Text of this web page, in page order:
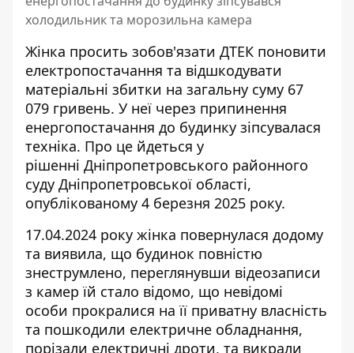
холодильник та морозильна камера
Жінка просить зобов'язати ДТЕК поновити
електропостачання та відшкодувати
матеріальні збитки на загальну суму 67
079 гривень. У неї через припинення
енергопостачання до будинку зіпсувалася
техніка. Про це йдеться у
рішенні Дніпропетровського районного
суду Дніпропетровської області,
опублікованому 4 березня 2025 року.
17.04.2024 року жінка повернулася додому
та виявила, що будинок повністю
знеструмлено, переглянувши відеозаписи
з камер їй стало відомо, що невідомі
особи прокралися на її приватну власність
та пошкодили електричне обладнання,
порізали електричні дроти, та викрали